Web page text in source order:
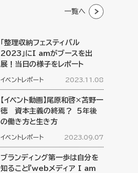
一覧へ
「整理収納フェスティバル
2023」にI amがブースを出
展！当日の様子をレポート
イベントレポート 2023.11.08
【イベント動画】尾原和啓×苫野一
徳 資本主義の終焉？ ５年後
の働き方と生き方
イベントレポート 2023.09.07
ブランディング第一歩は自分を
知ること『webメディア I am